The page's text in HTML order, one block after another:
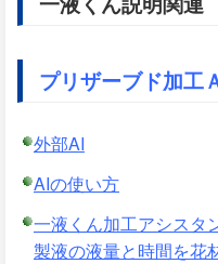
プリザーブド加工
外部AI
AIの使い方
一液くん加工アシスタ
製液の液量と時間を花